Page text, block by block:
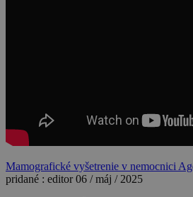
Mamografické vyšetrenie v nemocnici
pridané : editor 06 / máj / 2025